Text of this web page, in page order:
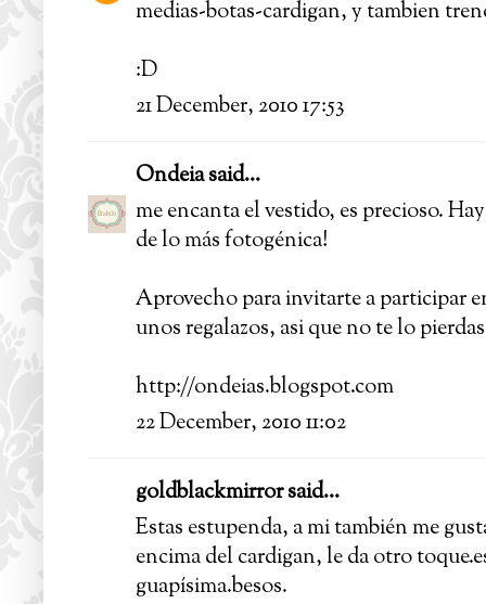
medias-botas-cardigan, y tambien
:D
21 December, 2010 17:53
Ondeiasaid...
me encanta el vestido, es precioso.
de lo más fotogénica!
Aprovecho para invitarte a participar
unos regalazos, asi que no te lo
http://ondeias.blogspot.com
22 December, 2010 11:02
goldblackmirrorsaid...
Estas estupenda, a mi también me
encima del cardigan, le da otro
guapísima.besos.